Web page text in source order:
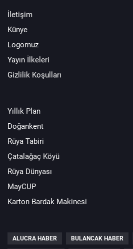
İletişim
Künye
Logomuz
Yayın İlkeleri
Gizlilik Koşulları
Yıllık Plan
Doğankent
Rüya Tabiri
Çatalağaç Köyü
Rüya Dünyası
MayCUP
Karton Bardak Makinesi
ALUCRA HABER BULANCAK HABER